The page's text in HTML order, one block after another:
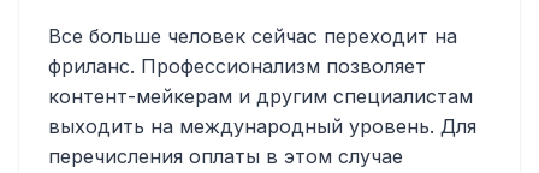
Все больше человек сейчас переходит на
фриланс. Профессионализм позволяет
контент-мейкерам и другим специалистам
выходить на международный уровень. Для
перечисления оплаты в этом случае